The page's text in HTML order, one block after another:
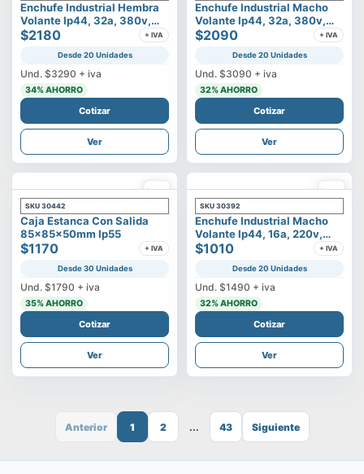
Enchufe Industrial Hembra
Volante Ip44, 32a, 380v,
3p+t
$2180 + IVA
Desde 20 Unidades
Und. $3290 + iva
34% AHORRO
Cotizar
Ver
Enchufe Industrial Macho
Volante Ip44, 32a, 380v,
3p+t
$2090 + IVA
Desde 20 Unidades
Und. $3090 + iva
32% AHORRO
Cotizar
Ver
SKU 30442
Caja Estanca Con Salida
85x85x50mm Ip55
$1170 + IVA
Desde 30 Unidades
Und. $1790 + iva
35% AHORRO
Cotizar
Ver
SKU 30392
Enchufe Industrial Macho
Volante Ip44, 16a, 220v,
2p+t
$1010 + IVA
Desde 20 Unidades
Und. $1490 + iva
32% AHORRO
Cotizar
Ver
Anterior 1 2 ... 43 Siguiente